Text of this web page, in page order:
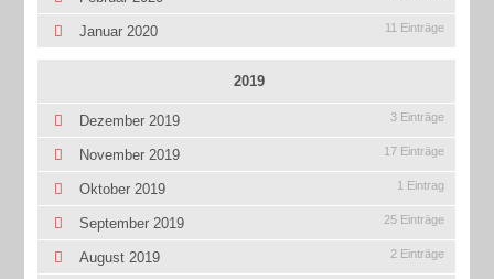
Januar 2020 11 Einträge
2019
Dezember 2019 3 Einträge
November 2019 17 Einträge
Oktober 2019 1 Eintrag
September 2019 25 Einträge
August 2019 2 Einträge